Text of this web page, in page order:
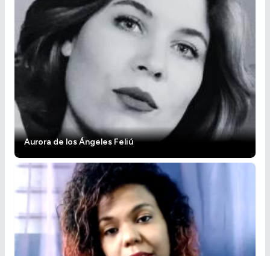
Aurora de los Ángeles Feliú